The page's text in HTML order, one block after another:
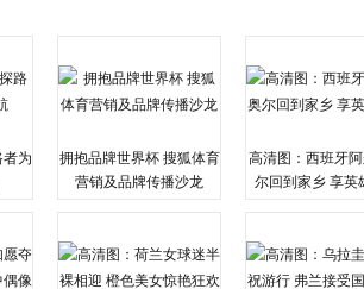
为
拥抱品牌世界杯 搜狐体育
营销及品牌传播沙龙
高清图：西班牙
尔回到家乡 享英